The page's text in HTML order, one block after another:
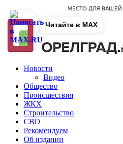
Новости
Видео
Общество
Происшествия
ЖКХ
Строительство
СВО
Рекомендуем
Об издании
Читайте в MAX